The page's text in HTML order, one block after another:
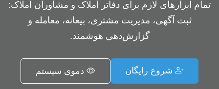
تمام ابزارهای لازم برای دفاتر املاک و مشاوران املاک:
ثبت آگهی، مدیریت مشتری، بیعانه، معامله و
گزارش‌دهی هوشمند.
شروع رایگان دموی سیستم